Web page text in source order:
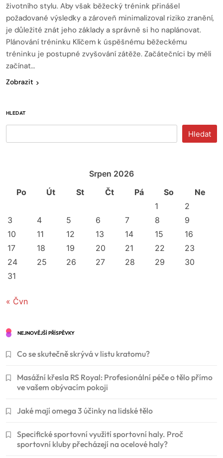
životního stylu. Aby však běžecký trénink přinášel
požadované výsledky a zároveň minimalizoval riziko zranění,
je důležité znát jeho základy a správně si ho naplánovat.
Plánování tréninku Klíčem k úspěšnému běžeckému
tréninku je postupné zvyšování zátěže. Začátečníci by měli
začínat…
Zobrazit
HLEDAT
Hledat
Srpen 2026
Po
Út St Čt Pá So
Ne
1
2
3
4 5 6 7 8
9
10
11 12 13 14 15
16
17
18 19 20 21 22
23
24
25 26 27 28 29
30
31
« Čvn
NEJNOVĚJŠÍ PŘÍSPĚVKY
Co se skutečně skrývá v listu kratomu?
Masážní křesla RS Royal: Profesionální péče o tělo přímo
ve vašem obývacím pokoji
Jaké mají omega 3 účinky na lidské tělo
Specifické sportovní využití sportovní haly. Proč
sportovní kluby přecházejí na ocelové haly?